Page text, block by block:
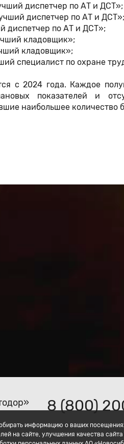
диспетчер по АТ и ДСТ»;
диспетчер по АТ и ДСТ»;
диспетчер по АТ и ДСТ»;
кладовщик»;
кладовщик»;
специалист по охране
с 2024 года. Каждое
показателей и
наибольшее количество
8 (800)
информацию о ваших
на сайте, улучшения качества